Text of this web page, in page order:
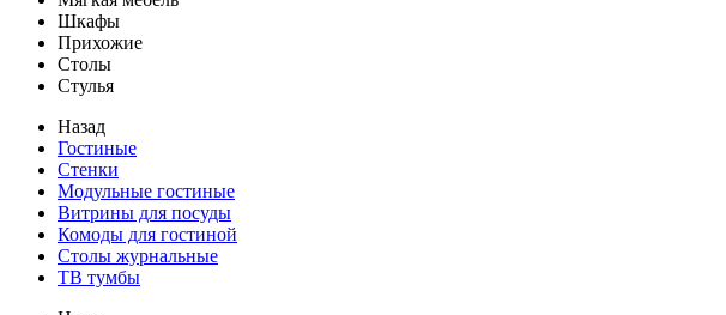
Шкафы
Прихожие
Столы
Стулья
Назад
Гостиные
Стенки
Модульные гостиные
Витрины для посуды
Комоды для гостиной
Столы журнальные
ТВ тумбы